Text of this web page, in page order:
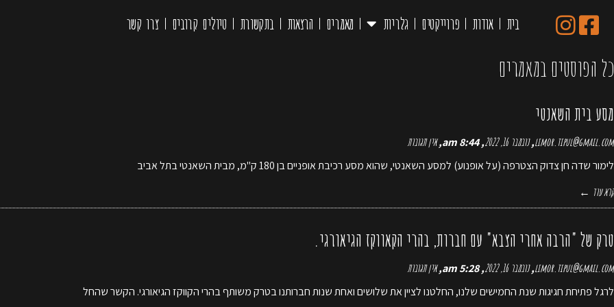
בית אודות פרוייקטים גלריות מאמרים הרצאות בתקשורת טיולים קרובים צרו קשר
» מאמרים (עמוד 4)
כל הפוסטים במאמרים
מסע בית השאנטי
limor.tipul@gmail.com נובמבר 16, 2022 8:44 am אין תגובות
לימור שדה חן צדוק הצטרפה (על אופנוע) למסע השאנטי, שהוא מסע רכיבת אופניים בן 180 ק"מ, מבית השאנטי בתל אביב
קרא עוד ←
טרק של "הרבה אחרי הצבא" עם חברות, בהרי הקאווקז הגיאורגי.
limor.tipul@gmail.com נובמבר 16, 2022 5:28 am אין תגובות
לרגל פתיחת חגיגות שנת החמישים שלנו, החלטנו לציין את שלושים ואחת שנות חברותנו בטרק משותף בהרי הקווקז הגיאורגי. הקשר שהחל